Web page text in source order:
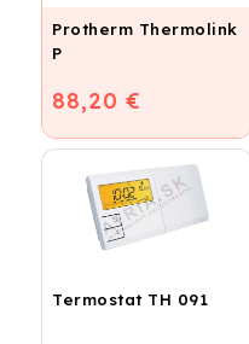
Protherm Thermolink
P
88,20 €
Termostat TH 091